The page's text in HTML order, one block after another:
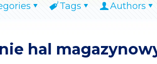
Tags Authors
hal